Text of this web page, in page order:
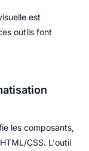
est
outils font
les composants,
CSS. L'outil